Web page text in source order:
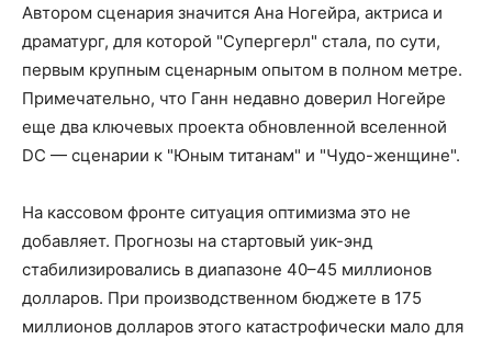
Автором сценария значится Ана Ногейра, актриса и
драматург, для которой "Супергерл" стала, по сути,
первым крупным сценарным опытом в полном метре.
Примечательно, что Ганн недавно доверил Ногейре
еще два ключевых проекта обновленной вселенной
DC — сценарии к "Юным титанам" и "Чудо-женщине".
На кассовом фронте ситуация оптимизма это не
добавляет. Прогнозы на стартовый уик-энд
стабилизировались в диапазоне 40–45 миллионов
долларов. При производственном бюджете в 175
миллионов долларов этого катастрофически мало для